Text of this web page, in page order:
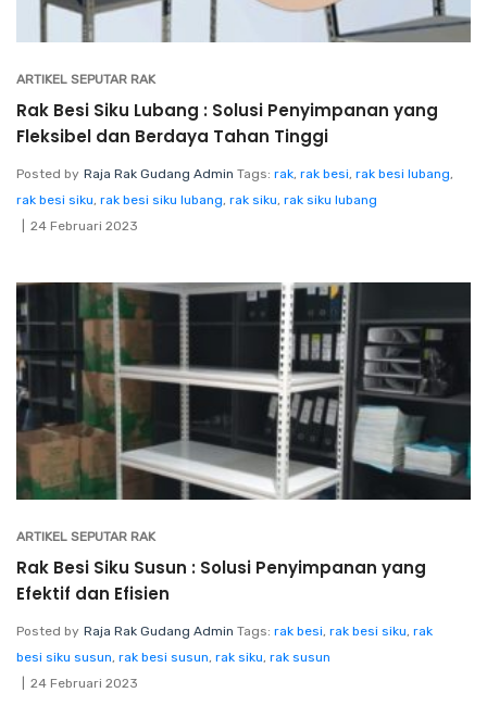
ARTIKEL SEPUTAR RAK
Rak Besi Siku Lubang : Solusi Penyimpanan yang
Fleksibel dan Berdaya Tahan Tinggi
Posted by Raja Rak Gudang Admin Tags: rak, rak besi, rak besi lubang,
rak besi siku, rak besi siku lubang, rak siku, rak siku lubang
24 Februari 2023
ARTIKEL SEPUTAR RAK
Rak Besi Siku Susun : Solusi Penyimpanan yang
Efektif dan Efisien
Posted by Raja Rak Gudang Admin Tags: rak besi, rak besi siku, rak
besi siku susun, rak besi susun, rak siku, rak susun
24 Februari 2023